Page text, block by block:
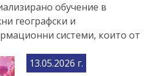
обучение в
географски и
системи, които от
13.05.2026 г.